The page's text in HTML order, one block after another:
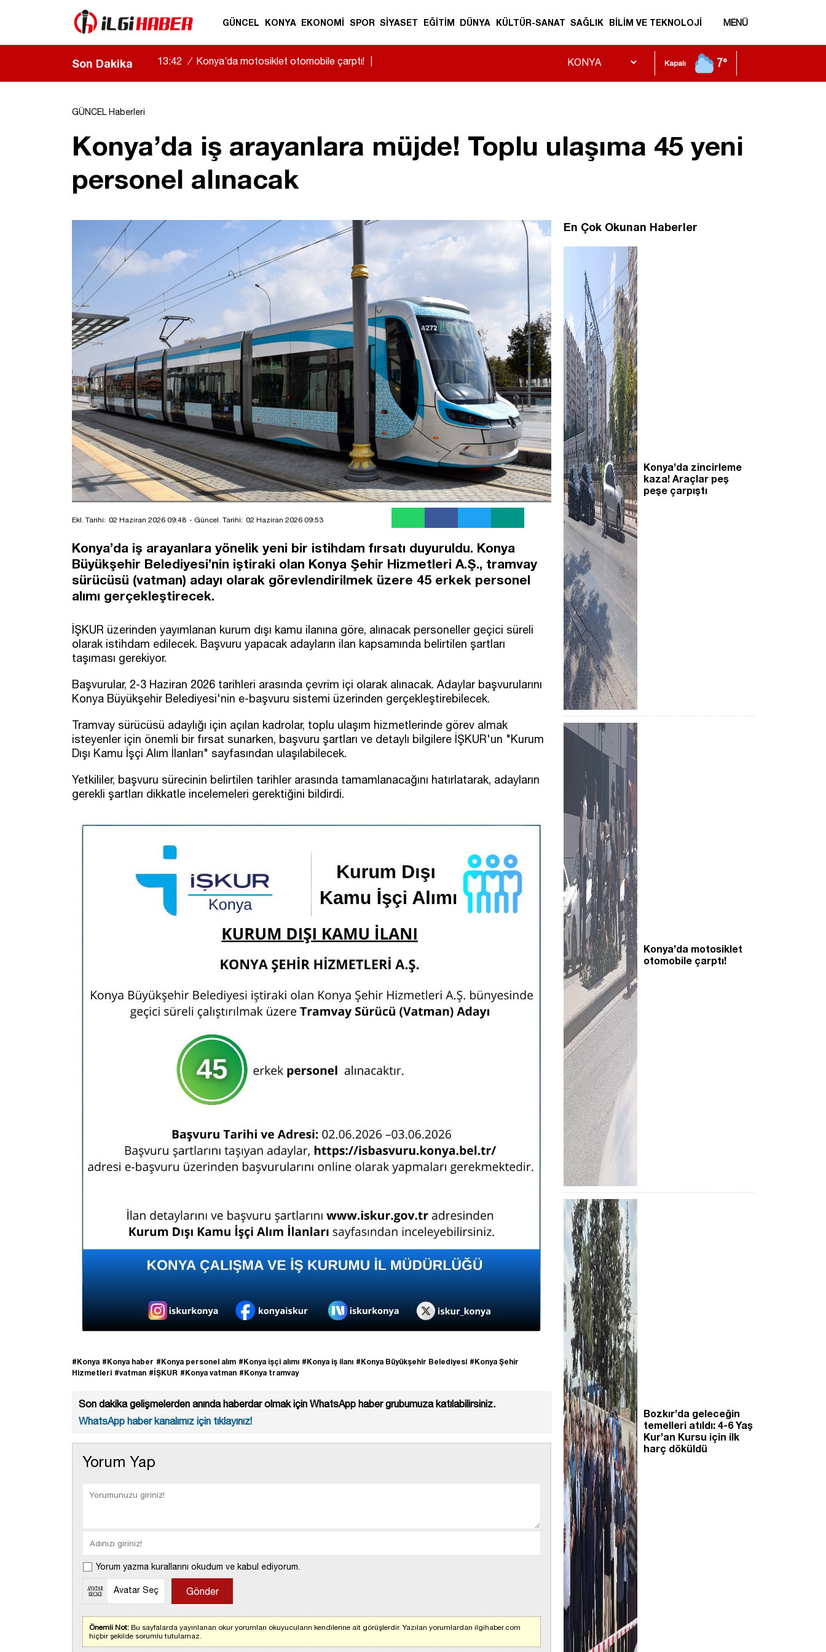
GÜNCEL KONYA EKONOMİ SPOR SİYASET EĞİTİM DÜNYA KÜLTÜR-SANAT SAĞLIK BİLİM VE TEKNOLOJİ MENÜ
Son Dakika 13:42 / Konya’da motosiklet otomobile çarptı! Kapalı 7°
GÜNCEL Haberleri
Konya’da iş arayanlara müjde! Toplu ulaşıma 45 yeni
personel alınacak
Ekl. Tarihi: 02 Haziran 2026 09:48 - Güncel. Tarihi: 02 Haziran 2026 09:53
Konya’da iş arayanlara yönelik yeni bir istihdam fırsatı duyuruldu. Konya
Büyükşehir Belediyesi’nin iştiraki olan Konya Şehir Hizmetleri A.Ş., tramvay
sürücüsü (vatman) adayı olarak görevlendirilmek üzere 45 erkek personel
alımı gerçekleştirecek.
İŞKUR üzerinden yayımlanan kurum dışı kamu ilanına göre, alınacak personeller geçici süreli
olarak istihdam edilecek. Başvuru yapacak adayların ilan kapsamında belirtilen şartları
taşıması gerekiyor.
Başvurular, 2-3 Haziran 2026 tarihleri arasında çevrim içi olarak alınacak. Adaylar başvurularını
Konya Büyükşehir Belediyesi'nin e-başvuru sistemi üzerinden gerçekleştirebilecek.
Tramvay sürücüsü adaylığı için açılan kadrolar, toplu ulaşım hizmetlerinde görev almak
isteyenler için önemli bir fırsat sunarken, başvuru şartları ve detaylı bilgilere İŞKUR'un "Kurum
Dışı Kamu İşçi Alım İlanları" sayfasından ulaşılabilecek.
Yetkililer, başvuru sürecinin belirtilen tarihler arasında tamamlanacağını hatırlatarak, adayların
gerekli şartları dikkatle incelemeleri gerektiğini bildirdi.
#Konya #Konya haber #Konya personel alım #Konya işçi alımı #Konya iş ilanı #Konya Büyükşehir Belediyesi #Konya Şehir
Hizmetleri #vatman #İŞKUR #Konya vatman #Konya tramvay
Son dakika gelişmelerden anında haberdar olmak için WhatsApp haber grubumuza katılabilirsiniz.
WhatsApp haber kanalımız için tıklayınız!
Yorum Yap
Yorum yazma kurallarını okudum ve kabul ediyorum.
Avatar Seç
Önemli Not: Bu sayfalarda yayınlanan okur yorumları okuyucuların kendilerine ait görüşlerdir. Yazılan yorumlardan ilgihaber.com
hiçbir şekilde sorumlu tutulamaz.
En Çok Okunan Haberler
Konya’da zincirleme
kaza! Araçlar peş
peşe çarpıştı
Konya’da motosiklet
otomobile çarptı!
Bozkır’da geleceğin
temelleri atıldı: 4-6 Yaş
Kur’an Kursu için ilk
harç döküldü